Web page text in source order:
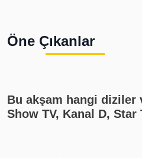
Öne Çıkanlar
Bu akşam hangi diziler
Show TV, Kanal D, Star